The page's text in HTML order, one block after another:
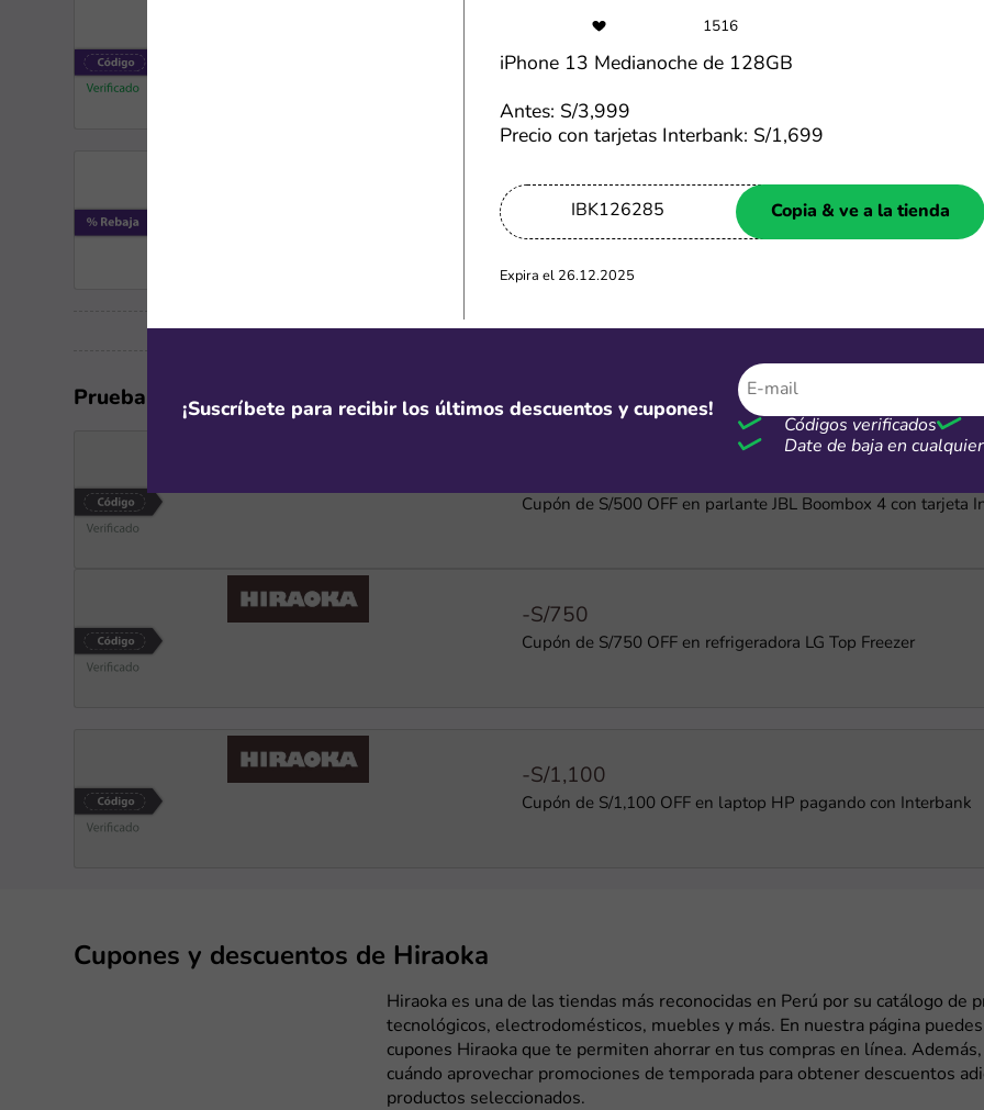
Cupón de S/700 OFF en iPhone 15 pagando con Interbank
Cuotas
Dívidelo Interbank: Hasta 36 cuotas a tasa preferencial
Cupones actualizados el martes, 4 de agosto de 2026
Prueba los cupones vencidos, podrías encontrar alguno que aún funcione
Cupón de S/500 OFF en parlante JBL Boombox 4 con tarjeta
-S/750
Cupón de S/750 OFF en refrigeradora LG Top Freezer
-S/1,100
Cupón de S/1,100 OFF en laptop HP pagando con Interbank
Cupones y descuentos de Hiraoka
Hiraoka es una de las tiendas más reconocidas en Perú por su catálogo de
tecnológicos, electrodomésticos, muebles y más. En nuestra página
cupones Hiraoka que te permiten ahorrar en tus compras en línea.
cuándo aprovechar promociones de temporada para obtener descuentos
productos seleccionados.
1516
iPhone 13 Medianoche de 128GB
Antes: S/3,999
Precio con tarjetas Interbank: S/1,699
IBK126285 Copia & ve a la tienda
Expira el 26.12.2025
¡Suscríbete para recibir los últimos descuentos y cupones!
Códigos verificados
Date de baja en